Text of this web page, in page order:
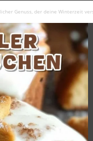
Genuss, der deine Winterzeit